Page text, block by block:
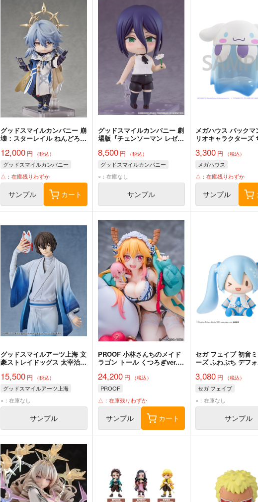
グッドスマイルカンパニー 崩
壊：スターレイル ねんどろい
12,000 円 （税込）
グッドスマイルカンパニー
△：在庫残りわずか
サンプル カート
グッドスマイルカンパニー 劇
場版『チェンソーマン レゼ
品
8,500円 （税込）
グッドスマイルカンパニー
×：在庫なし
サンプル
メガハウス パックマ
リオキャラクターズ
ゴーストシナモロー
3,300円 （税込）
メガハウス
△：在庫残りわずか
サンプル
グッドスマイルアーツ上海 文
豪ストレイドッグス 太宰治
15,500 円 （税込）
グッドスマイルアーツ上海
×：在庫なし
サンプル
PROOF 小林さんちのメイド
ラゴン トール くつろぎver.
24,200円 （税込）
PROOF
△：在庫残りわずか
サンプル カート
セガ フェイブ 初音
ーズ ふわぷち デフ
3,080円 （税込）
セガ フェイブ
×：在庫なし
サンプル